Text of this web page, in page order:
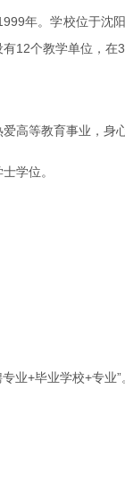
年。学校位于
12个教学单位，
高等教育事业，身
学位。
业+毕业学校+专业”